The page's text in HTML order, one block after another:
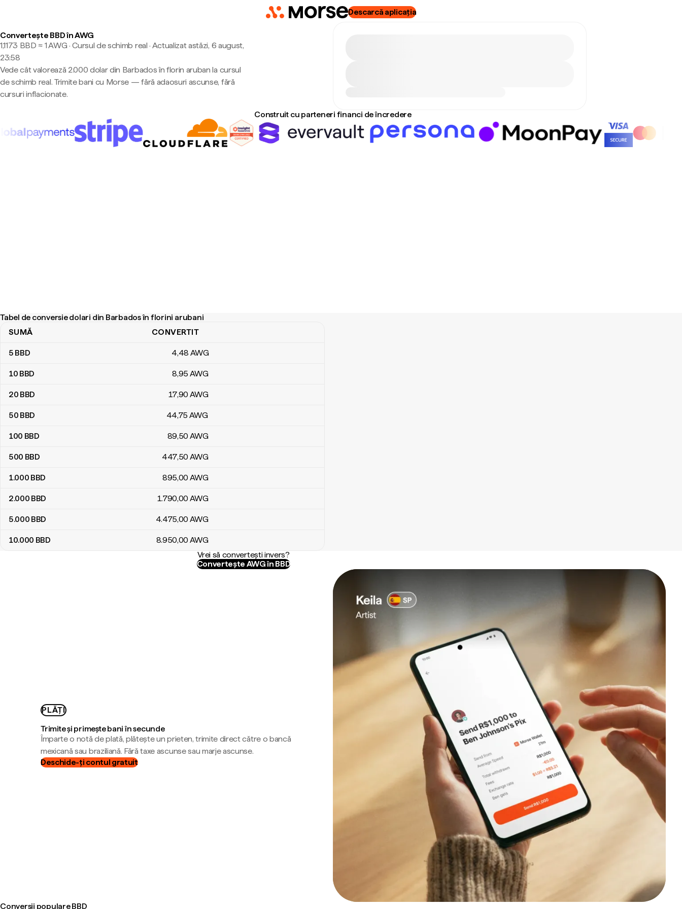
Descarcă aplicația
Convertește BBD în AWG
1,1173 BBD ≈ 1 AWG · Cursul de schimb real · Actualizat astăzi, 6 august,
23:58
Vede cât valorează 2.000 dolar din Barbados în florin aruban la cursul
de schimb real. Trimite bani cu Morse — fără adaosuri ascunse, fără
cursuri inflacionate.
Construit cu parteneri financi de încredere
Tabel de conversie dolari din Barbados în florini arubani
Tabel de conversie dolari din Barbados în florini arubani
SUMĂ CONVERTIT
5 BBD 4,48 AWG
10 BBD 8,95 AWG
20 BBD 17,90 AWG
50 BBD 44,75 AWG
100 BBD 89,50 AWG
500 BBD 447,50 AWG
1.000 BBD 895,00 AWG
2.000 BBD 1.790,00 AWG
5.000 BBD 4.475,00 AWG
10.000 BBD 8.950,00 AWG
Vrei să convertești invers?
Convertește AWG în BBD
PLĂȚI
Trimite și primește bani în secunde
Împarte o notă de plată, plătește un prieten, trimite direct către o bancă
mexicană sau braziliană. Fără taxe ascunse sau marje ascunse.
Deschide-ți contul gratuit
Conversii populare BBD